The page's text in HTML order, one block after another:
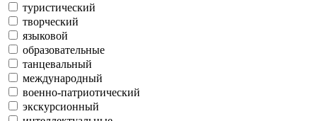
туристический
творческий
языковой
образовательные
танцевальный
международный
военно-патриотический
экскурсионный